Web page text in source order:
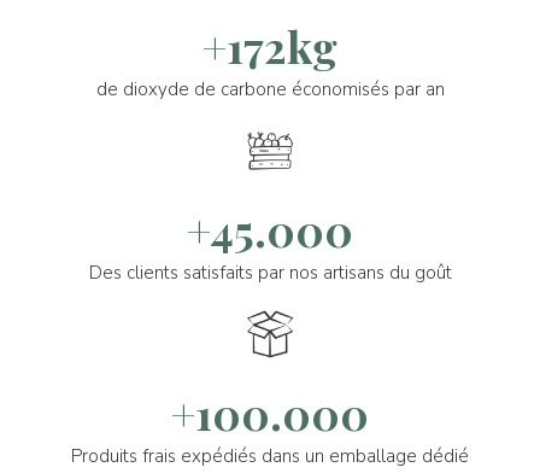
+172kg
de dioxyde de carbone économisés par an
+45.000
Des clients satisfaits par nos artisans du goût
+100.000
Produits frais expédiés dans un emballage dédié